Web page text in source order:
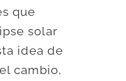
que
solar
idea de
cambio,